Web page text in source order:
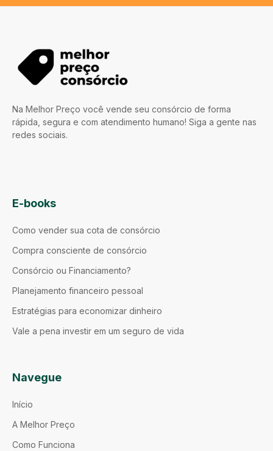
Na Melhor Preço você vende seu consórcio de forma
rápida, segura e com atendimento humano! Siga a gente nas
redes sociais.
E-books
Como vender sua cota de consórcio
Compra consciente de consórcio
Consórcio ou Financiamento?
Planejamento financeiro pessoal
Estratégias para economizar dinheiro
Vale a pena investir em um seguro de vida
Navegue
Início
A Melhor Preço
Como Funciona